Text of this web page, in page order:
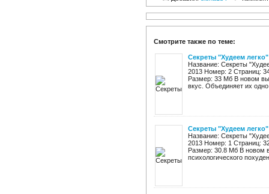
Смотрите также по теме:
Секреты "Худеем
Название: Секреты
2013 Номер: 2 Страниц:
Размер: 33 Мб В новом
вкус. Объединяет их
Секреты "Худеем
Название: Секреты
2013 Номер: 1 Страниц:
Размер: 30.8 Мб В новом
психологического